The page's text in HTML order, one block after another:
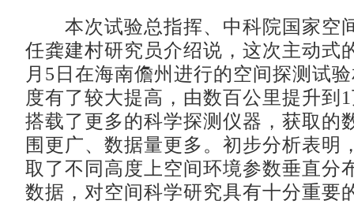
本次试验总指挥、中科院国家空
任龚建村研究员介绍说，这次主动式
月5日在海南儋州进行的空间探测试
度有了较大提高，由数百公里提升到
搭载了更多的科学探测仪器，获取的
围更广、数据量更多。初步分析表明
取了不同高度上空间环境参数垂直分
数据，对空间科学研究具有十分重要